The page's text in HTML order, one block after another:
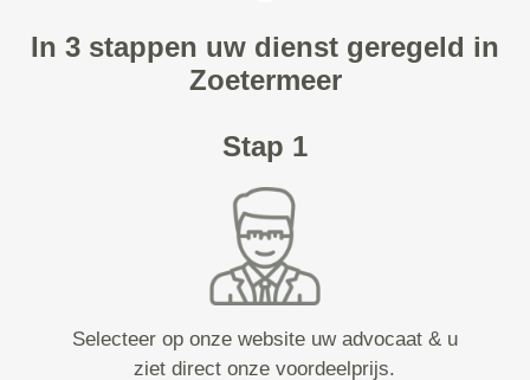
In 3 stappen uw dienst geregeld in
Zoetermeer
Stap 1
Selecteer op onze website uw advocaat & u
ziet direct onze voordeelprijs.